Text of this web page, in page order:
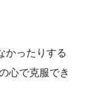
かったりする
心で克服でき